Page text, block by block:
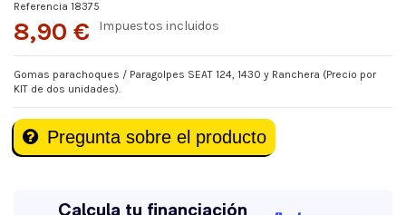
Referencia 18375
8,90 € Impuestos incluidos
Gomas parachoques / Paragolpes SEAT 124, 1430 y Ranchera (Precio por
KIT de dos unidades).
Pregunta sobre el producto